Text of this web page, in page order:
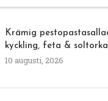
Krämig
kyckling, feta &
10 augusti, 2026